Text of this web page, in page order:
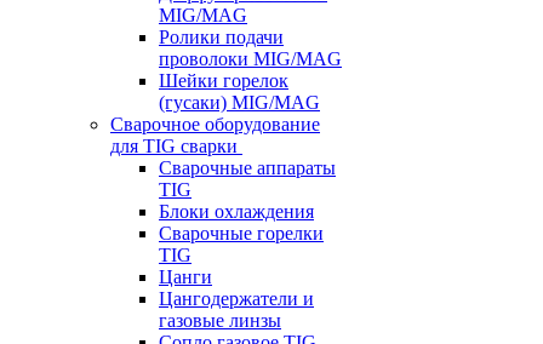
MIG/MAG
Ролики подачи
проволоки MIG/MAG
Шейки горелок
(гусаки) MIG/MAG
Сварочное оборудование
для TIG сварки
Сварочные аппараты
TIG
Блоки охлаждения
Сварочные горелки
TIG
Цанги
Цангодержатели и
газовые линзы